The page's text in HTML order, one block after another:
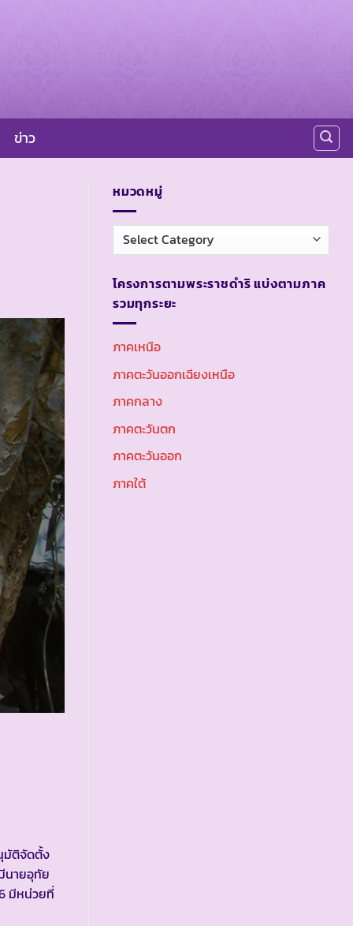
ข่าว
มัติจัดตั้ง
นายอุทัย
มีหน่วยที่
หมวดหมู่
หมวด
หมู่
โครงการตามพระราชดำริ แบ่งตามภาค
รวมทุกระยะ
ภาคเหนือ
ภาคตะวันออกเฉียงเหนือ
ภาคกลาง
ภาคตะวันตก
ภาคตะวันออก
ภาคใต้